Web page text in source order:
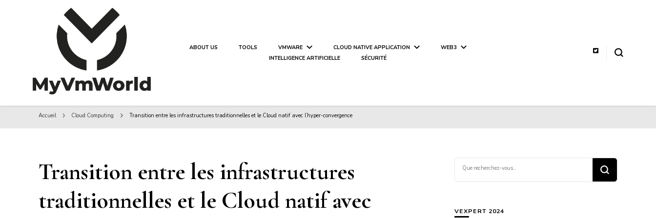
MyVMworld
MyVMworld
ABOUT US TOOLS VMWARE CLOUD NATIVE APPLICATION
WEB3
INTELLIGENCE ARTIFICIELLE
SÉCURITÉ
Accueil Cloud Computing Transition entre les infrastructures traditionnelles et le Cloud natif avec l’hyper-convergence
Transition entre les infrastructures
traditionnelles et le Cloud natif avec
recherchiez
quelque
VEXPERT 2024